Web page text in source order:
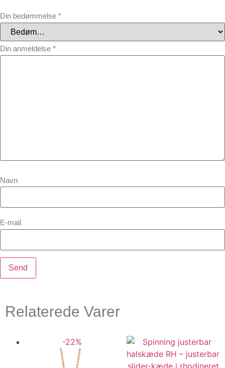
Din bedømmelse *
Din anmeldelse *
Navn
E-mail
Relaterede Varer
-22%